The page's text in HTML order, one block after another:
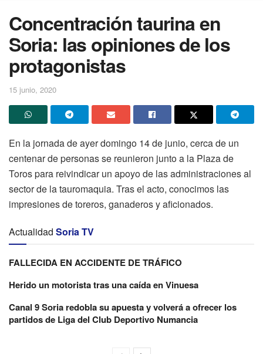
Concentración taurina en
Soria: las opiniones de los
protagonistas
15 junio, 2020
En la jornada de ayer domingo 14 de junio, cerca de un
centenar de personas se reunieron junto a la Plaza de
Toros para reivindicar un apoyo de las administraciones al
sector de la tauromaquia. Tras el acto, conocimos las
impresiones de toreros, ganaderos y aficionados.
Actualidad Soria TV
FALLECIDA EN ACCIDENTE DE TRÁFICO
Herido un motorista tras una caída en Vinuesa
Canal 9 Soria redobla su apuesta y volverá a ofrecer los
partidos de Liga del Club Deportivo Numancia